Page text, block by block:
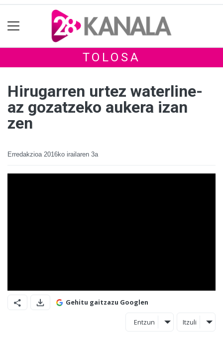
TOLOSA
Hirugarren urtez waterline-
az gozatzeko aukera izan
zen
Erredakzioa 2016ko irailaren 3a
Gehitu gaitzazu Googlen
Entzun Itzuli